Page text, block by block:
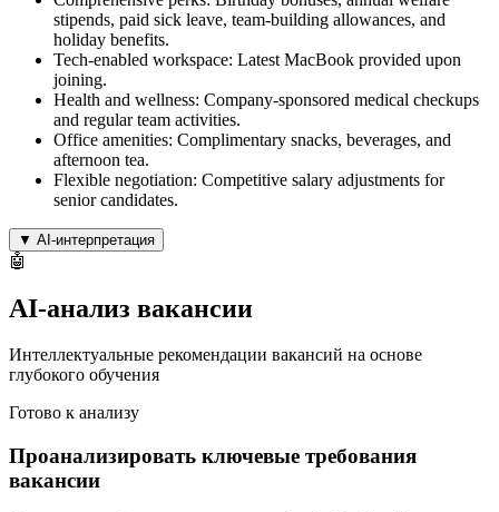
stipends, paid sick leave, team-building allowances, and
holiday benefits.
Tech-enabled workspace: Latest MacBook provided upon
joining.
Health and wellness: Company-sponsored medical checkups
and regular team activities.
Office amenities: Complimentary snacks, beverages, and
afternoon tea.
Flexible negotiation: Competitive salary adjustments for
senior candidates.
▼ AI-интерпретация
🤖
AI-анализ вакансии
Интеллектуальные рекомендации вакансий на основе
глубокого обучения
Готово к анализу
Проанализировать ключевые требования
вакансии